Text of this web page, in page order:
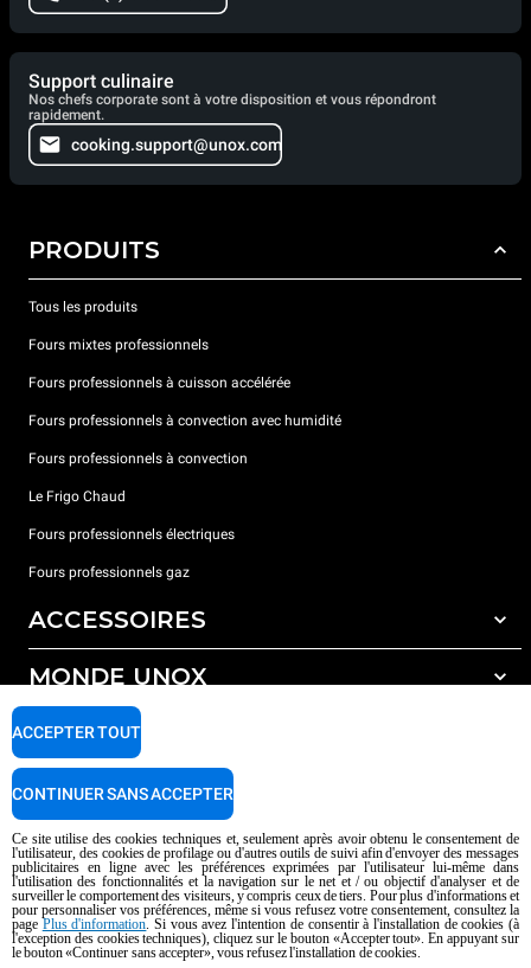
Support culinaire
Nos chefs corporate sont à votre disposition et vous répondront
rapidement.
cooking.support@unox.com
PRODUITS
Tous les produits
Fours mixtes professionnels
Fours professionnels à cuisson accélérée
Fours professionnels à convection avec humidité
Fours professionnels à convection
Le Frigo Chaud
Fours professionnels électriques
Fours professionnels gaz
ACCESSOIRES
Tous les accessoires
Détergents pour lavage automatique
Détergents pour lavage manuel
Traitement de l'eau avec filtres à résine
MONDE UNOX
Nos bureaux dans le monde
SUPPORT
Garantie Unox
Trouver les Centres SAV
Droits d'auteurt 2026 UNOX SpA Tous droits réservés. Reg.Papova n °
04230750285 - REA Padova 372835 - Cap. 5.000.000 € iv - P.IVA / CF
04230750285 - IT WEEE Reg. No. IT08020000000377
AI Content Disclaimer Privacy policy Cookie policy
Ce site utilise des cookies techniques et, seulement après avoir obtenu le consentement de
l'utilisateur, des cookies de profilage ou d'autres outils de suivi afin d'envoyer des messages
publicitaires en ligne avec les préférences exprimées par l'utilisateur lui-même dans
l'utilisation des fonctionnalités et la navigation sur le net et / ou objectif d'analyser et de
surveiller le comportement des visiteurs, y compris ceux de tiers. Pour plus d'informations et
pour personnaliser vos préférences, même si vous refusez votre consentement, consultez la
page Plus d'information. Si vous avez l'intention de consentir à l'installation de cookies (à
l'exception des cookies techniques), cliquez sur le bouton «Accepter tout». En appuyant sur
le bouton «Continuer sans accepter», vous refusez l'installation de cookies.
ACCEPTER TOUT
CONTINUER SANS ACCEPTER